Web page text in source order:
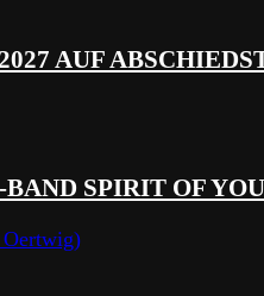
AUF
SPIRIT OF